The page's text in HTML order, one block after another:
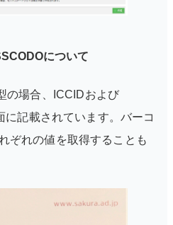
について
の場合、ICCIDおよび
記載されています。バーコ
ぞれの値を取得することも